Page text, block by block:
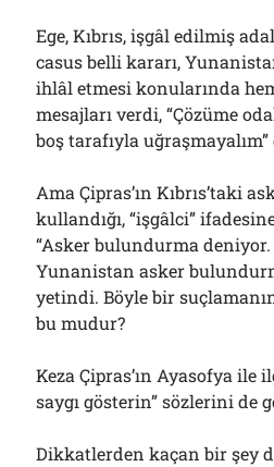
Ege, Kıbrıs, işgâl edilmiş
casus belli kararı,
ihlâl etmesi konularında
mesajları verdi, “Çözüme
boş tarafıyla uğraşmayalım”
Ama Çipras’ın Kıbrıs’taki
kullandığı, “işgâlci”
“Asker bulundurma
Yunanistan asker
yetindi. Böyle bir
bu mudur?
Keza Çipras’ın Ayasofya ile
saygı gösterin” sözlerini de
Dikkatlerden kaçan bir şey